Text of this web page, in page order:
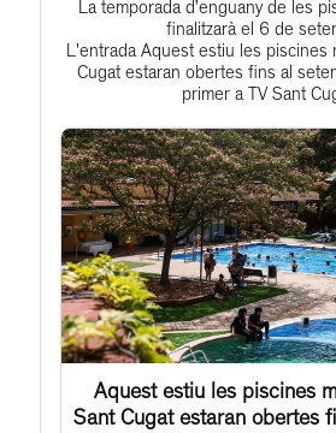
Get
to
this
La temporada d’enguany de les
finalitzarà el 6 de
L'entrada Aquest estiu les piscines
Cugat estaran obertes fins al
primer a TV Sant
Aquest estiu les piscines
Sant Cugat estaran obertes